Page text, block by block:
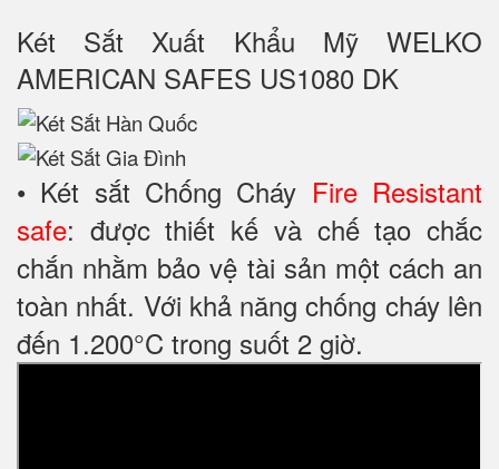
Két Sắt Xuất Khẩu Mỹ WELKO
AMERICAN SAFES US1080 DK
• Két sắt Chống Cháy Fire Resistant
safe: được thiết kế và chế tạo chắc
chắn nhằm bảo vệ tài sản một cách an
toàn nhất. Với khả năng chống cháy lên
đến 1.200°C trong suốt 2 giờ.